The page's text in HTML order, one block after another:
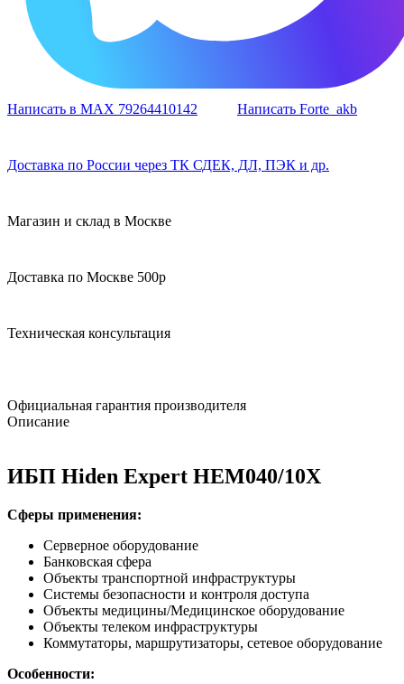
Написать в MAX 79264410142 Написать Forte_akb
Доставка по России через ТК СДЕК, ДЛ, ПЭК и др.
Магазин и склад в Москве
Доставка по Москве 500р
Техническая консультация
Официальная гарантия производителя
Описание
ИБП Hiden Expert HEM040/10X
Сферы применения:
Серверное оборудование
Банковская сфера
Объекты транспортной инфраструктуры
Системы безопасности и контроля доступа
Объекты медицины/Медицинское оборудование
Объекты телеком инфраструктуры
Коммутаторы, маршрутизаторы, сетевое оборудование
Особенности: